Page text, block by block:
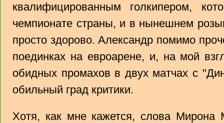
квалифицированным голкипером,
чемпионате страны, и в нынешнем
просто здорово. Александр помимо
поединках на евроарене, и, на мой
обидных промахов в двух матчах с
обильный град критики.
Хотя, как мне кажется, слова Мирона